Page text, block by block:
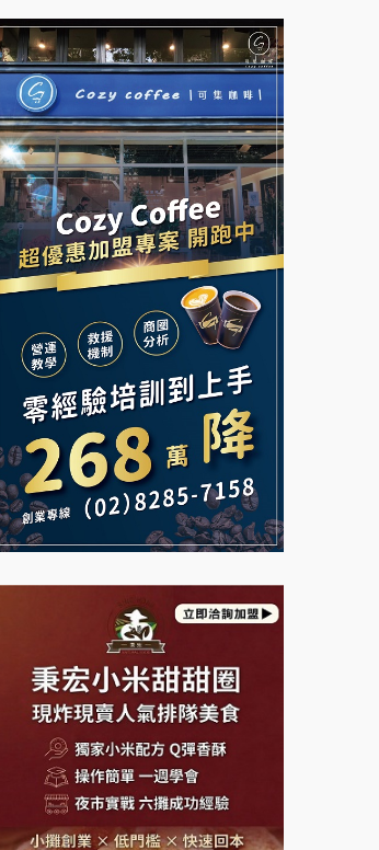
台灣G湯加盟說明會
彭富貴加盟說明會
NU PASTA義大利麵加盟說明
會
潮鍋癮加盟說明會
蓁伙烤倆吃加盟說明會
霏等茶加盟說明會
早安山丘加盟說明會
冰封仙果加盟說明會
Ramble Café 漫步藍咖啡加盟
說明會
微風亭鐵板燒加盟說明會
鮮茶道加盟說明會
【曉妍美妝】誠徵行政櫃檯
自助洗衣店誠徵代洗收送人員
(台中市)
MUSHEN徵SPA美容芳療師
日十。早午食加盟說明會
拉亞漢堡加盟說明會
杜芳子古味茶鋪加盟說明會
優握握×酸奶大獅加盟說明會
冬城門加盟說明會
拾鑶火鍋加盟說明會
阿性情趣無人販售所加盟明會
龍涎居好湯加盟說明會
舒油頭加盟說明會
韓金量加盟說明會
義氣豐發雞加盟說明會
Mr.Wish加盟說明會
白鬍泡泡 BOHO POPO加盟說
明會
雞咕雞咕加盟說明會
TEA TOP加盟說明會
珍好味臭臭鍋加盟說明會